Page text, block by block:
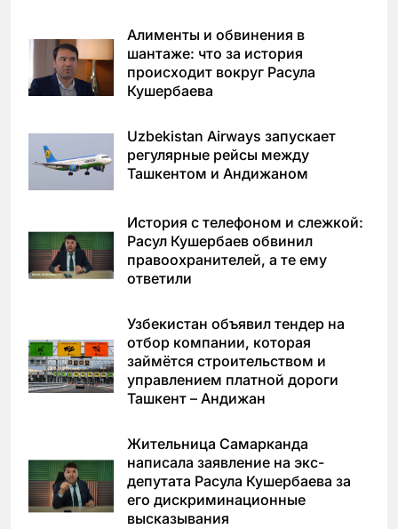
Алименты и обвинения в
шантаже: что за история
происходит вокруг Расула
Кушербаева
Uzbekistan Airways запускает
регулярные рейсы между
Ташкентом и Андижаном
История с телефоном и слежкой:
Расул Кушербаев обвинил
правоохранителей, а те ему
ответили
Узбекистан объявил тендер на
отбор компании, которая
займётся строительством и
управлением платной дороги
Ташкент – Андижан
Жительница Самарканда
написала заявление на экс-
депутата Расула Кушербаева за
его дискриминационные
высказывания